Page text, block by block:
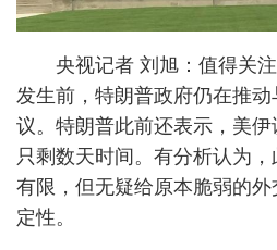
央视记者 刘旭：值得关
发生前，特朗普政府仍在推
议。特朗普此前还表示，美
只剩数天时间。有分析认为
有限，但无疑给原本脆弱的
定性。